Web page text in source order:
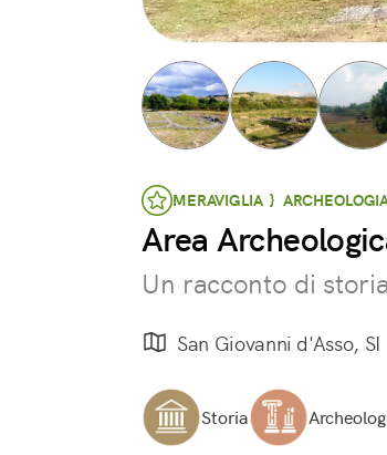
MERAVIGLIA }
Area
Un racconto di
San Giovanni d'Asso, SI
Storia